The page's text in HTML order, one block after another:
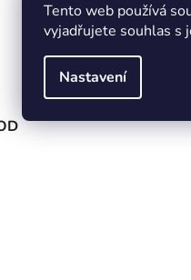
Tento web používá
vyjadřujete souhlas s
Nastavení